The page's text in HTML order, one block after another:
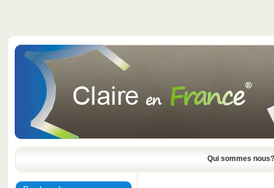
Qui sommes nous?